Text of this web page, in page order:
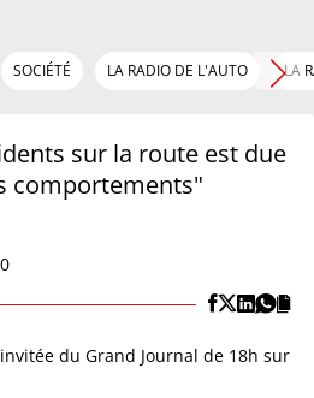
SOCIÉTÉ LA RADIO DE L'AUTO LA
sur la route est due
comportements"
du Grand Journal de 18h sur